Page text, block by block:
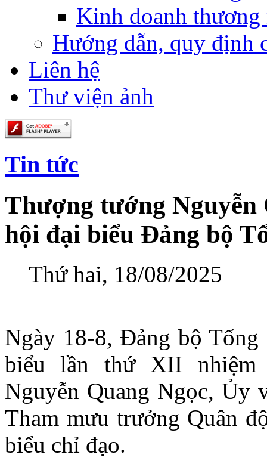
Kinh doanh thương
Hướng dẫn, quy định
Liên hệ
Thư viện ảnh
Tin tức
Thượng tướng Nguyễn
hội đại biểu Đảng bộ
Thứ hai, 18/08/2025
Ngày 18-8, Đảng bộ
biểu lần thứ XII nhiệm
Nguyễn Quang Ngọc, Ủy
Tham mưu trưởng Quân
biểu chỉ đạo.